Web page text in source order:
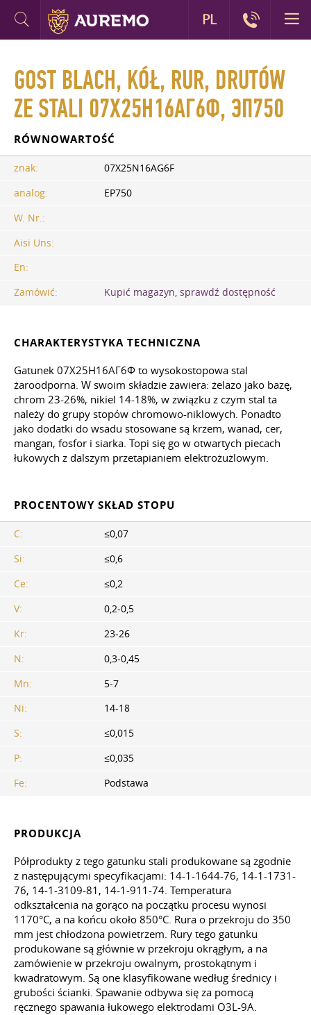
GOST BLACH, KÓŁ, RUR, DRUTÓW
ZE STALI 07Х25Н16АГ6Ф, ЭП750
RÓWNOWARTOŚĆ
znak:
07X25N16AG6F
analog:
EP750
W. Nr.:
Aisi Uns:
En:
Zamówić:
Kupić magazyn, sprawdź dostępność
CHARAKTERYSTYKA TECHNICZNA
Gatunek 07Х25Н16АГ6Ф to wysokostopowa stal
żaroodporna. W swoim składzie zawiera: żelazo jako bazę,
chrom 23-26%, nikiel 14-18%, w związku z czym stal ta
należy do grupy stopów chromowo-niklowych. Ponadto
jako dodatki do wsadu stosowane są krzem, wanad, cer,
mangan, fosfor i siarka. Topi się go w otwartych piecach
łukowych z dalszym przetapianiem elektrożużlowym.
PROCENTOWY SKŁAD STOPU
C:
≤0,07
Si:
≤0,6
Се:
≤0,2
V:
0,2-0,5
Kr:
23-26
N:
0,3-0,45
Mn:
5-7
Ni:
14-18
S:
≤0,015
P:
≤0,035
Fe:
Podstawa
PRODUKCJA
Półprodukty z tego gatunku stali produkowane są zgodnie
z następującymi specyfikacjami: 14-1-1644-76, 14-1-1731-
76, 14-1-3109-81, 14-1-911-74. Temperatura
odkształcenia na gorąco na początku procesu wynosi
1170°C, a na końcu około 850°C. Rura o przekroju do 350
mm jest chłodzona powietrzem. Rury tego gatunku
produkowane są głównie w przekroju okrągłym, a na
zamówienie w przekroju owalnym, prostokątnym i
kwadratowym. Są one klasyfikowane według średnicy i
grubości ścianki. Spawanie odbywa się za pomocą
ręcznego spawania łukowego elektrodami O3L-9A.
PL